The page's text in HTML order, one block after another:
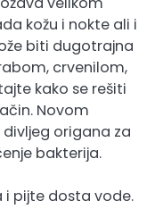
kožu i nokte ali i
biti dugotrajna
crvenilom,
kako se rešiti
Novom
origana za
bakterija.
i pijte dosta vode.